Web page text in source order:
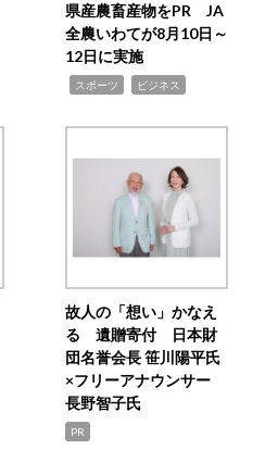
県産農畜産物をPR JA
全農いわてが8月10日～
12日に実施
スポーツ ビジネス
故人の「想い」かなえ
る 遺贈寄付 日本財
団名誉会長 笹川陽平氏
×フリーアナウンサー
長野智子氏
PR